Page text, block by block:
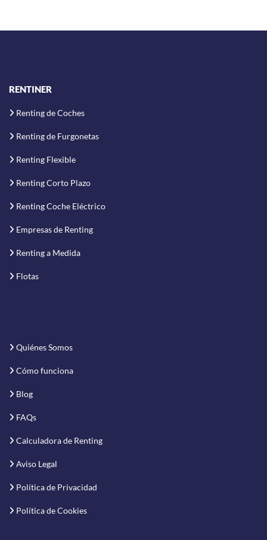
RENTINER
Renting de Coches
Renting de Furgonetas
Renting Flexible
Renting Corto Plazo
Renting Coche Eléctrico
Empresas de Renting
Renting a Medida
Flotas
Quiénes Somos
Cómo funciona
Blog
FAQs
Calculadora de Renting
Aviso Legal
Política de Privacidad
Política de Cookies